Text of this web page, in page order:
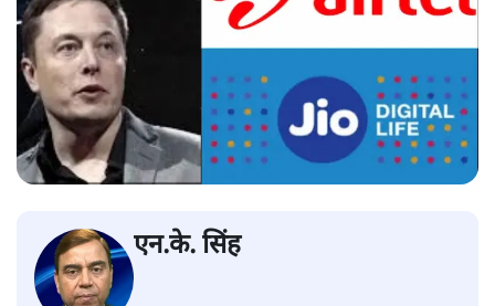
एन.के. सिंह